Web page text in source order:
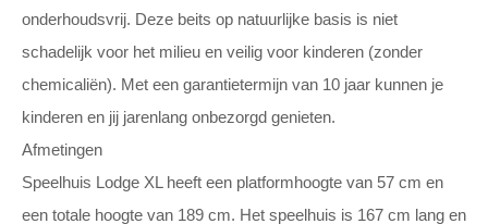
onderhoudsvrij. Deze beits op natuurlijke basis is niet
schadelijk voor het milieu en veilig voor kinderen (zonder
chemicaliën). Met een garantietermijn van 10 jaar kunnen je
kinderen en jij jarenlang onbezorgd genieten.
Afmetingen
Speelhuis Lodge XL heeft een platformhoogte van 57 cm en
een totale hoogte van 189 cm. Het speelhuis is 167 cm lang en